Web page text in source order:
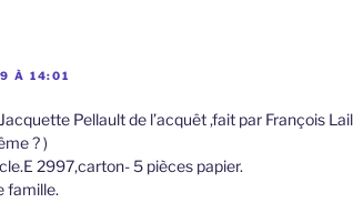
À 14:01
Pellault de l’acquêt ,fait par François
? )
2997,carton- 5 pièces papier.
famille.